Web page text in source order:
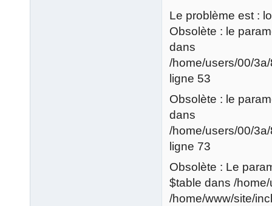
Le problème est :
Obsolète : le
dans
/home/users/00/
ligne 53
Obsolète : le
dans
/home/users/00/
ligne 73
Obsolète : Le
$table dans /
/home/www/site/